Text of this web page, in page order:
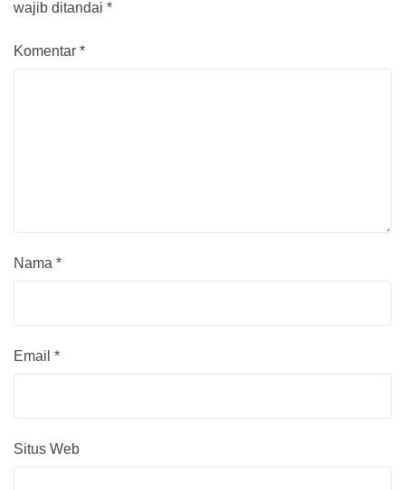
wajib ditandai *
Komentar *
Nama *
Email *
Situs Web